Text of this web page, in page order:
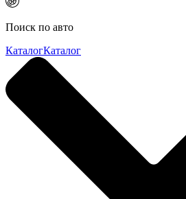
Поиск по авто
КаталогКаталог